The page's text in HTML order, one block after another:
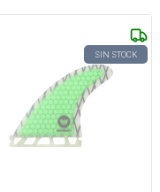
SIN STOCK